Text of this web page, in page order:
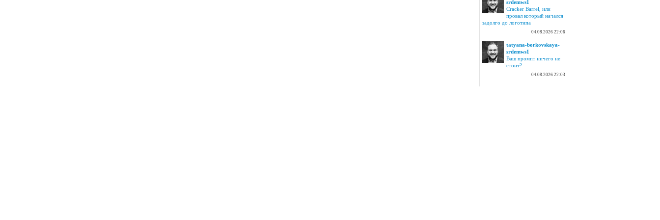
srdemws1
Cracker Barrel, или
провал который начался
задолго до логотипа
04.08.2026 22:06
tatyana-borkovskaya-
srdemws1
Ваш промпт ничего не
стоит?
04.08.2026 22:03